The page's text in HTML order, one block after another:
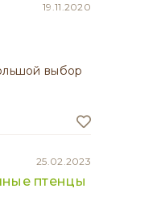
19.11.2020
выбор
25.02.2023
птенцы